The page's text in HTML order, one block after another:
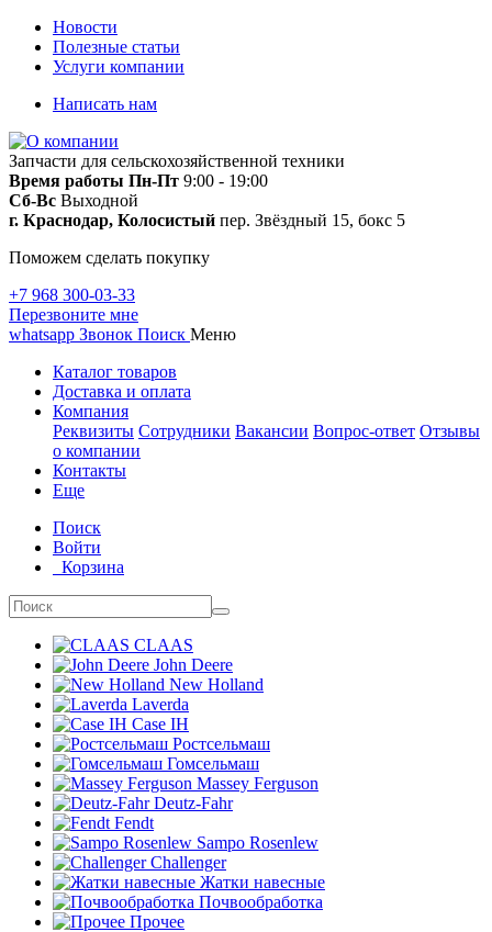
Новости
Полезные статьи
Услуги компании
Написать нам
Запчасти для сельскохозяйственной техники
Время работы Пн-Пт 9:00 - 19:00
Сб-Вс Выходной
г. Краснодар, Колосистый пер. Звёздный 15, бокс 5
Поможем сделать покупку
+7 968 300-03-33
Перезвоните мне
whatsapp Звонок Поиск Меню
Каталог товаров
Доставка и оплата
Компания
Реквизиты Сотрудники Вакансии Вопрос-ответ Отзывы
о компании
Контакты
Еще
Поиск
Войти
Корзина
CLAAS
John Deere
New Holland
Laverda
Case IH
Ростсельмаш
Гомсельмаш
Massey Ferguson
Deutz-Fahr
Fendt
Sampo Rosenlew
Challenger
Жатки навесные
Почвообработка
Прочее